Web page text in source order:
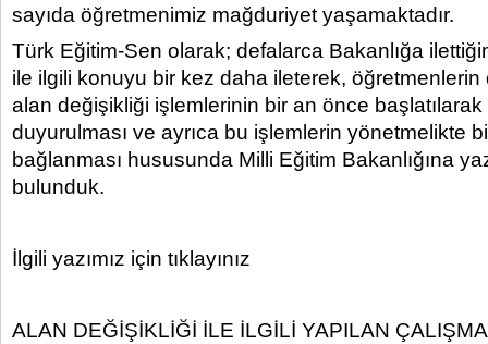
sayıda öğretmenimiz mağduriyet yaşamaktadır.
Türk Eğitim-Sen olarak; defalarca Bakanlığa
ile ilgili konuyu bir kez daha ileterek, öğretmenlerin
alan değişikliği işlemlerinin bir an önce
duyurulması ve ayrıca bu işlemlerin yönetmelikte
bağlanması hususunda Milli Eğitim Bakanlığına
bulunduk.
İlgili yazımız için tıklayınız
ALAN DEĞİŞİKLİĞİ İLE İLGİLİ YAPILAN